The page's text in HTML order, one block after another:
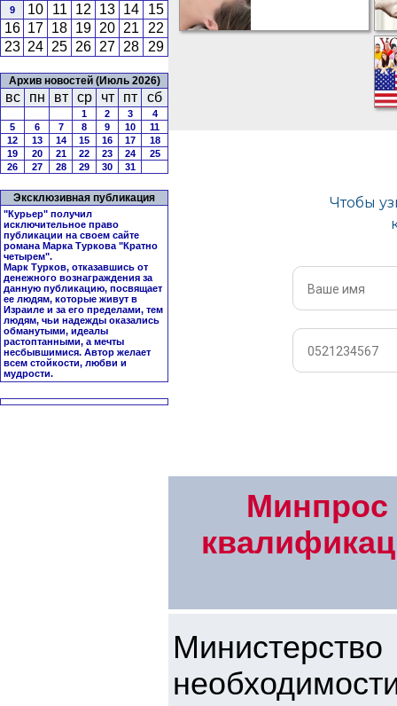
9
10 11 12 13 14
15
16 17 18 19 20 21
22
23 24 25 26 27 28 29
Архив новостей (Июль 2026)
вс пн вт ср чт пт сб
1 2 3
4
5
6 7 8 9 10
11
12
13 14 15 16 17
18
19
20 21 22 23 24
25
26
27 28 29 30 31
Эксклюзивная публикация
"Курьер" получил
исключительное право
публикации на своем сайте
романа Марка Туркова "Кратно
четырем".
Марк Турков, отказавшись от
денежного вознаграждения за
данную публикацию, посвящает
ее людям, которые живут в
Израиле и за его пределами, тем
людям, чьи надежды оказались
обманутыми, идеалы
растоптанными, а мечты
несбывшимися. Автор желает
всем стойкости, любви и
мудрости.
Минпрос